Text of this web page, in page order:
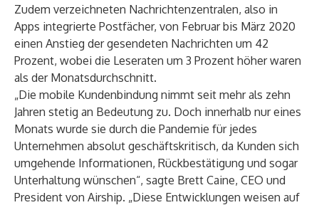
Zudem verzeichneten Nachrichtenzentralen, also in
Apps integrierte Postfächer, von Februar bis März 2020
einen Anstieg der gesendeten Nachrichten um 42
Prozent, wobei die Leseraten um 3 Prozent höher waren
als der Monatsdurchschnitt.
„Die mobile Kundenbindung nimmt seit mehr als zehn
Jahren stetig an Bedeutung zu. Doch innerhalb nur eines
Monats wurde sie durch die Pandemie für jedes
Unternehmen absolut geschäftskritisch, da Kunden sich
umgehende Informationen, Rückbestätigung und sogar
Unterhaltung wünschen“, sagte Brett Caine, CEO und
President von Airship. „Diese Entwicklungen weisen auf